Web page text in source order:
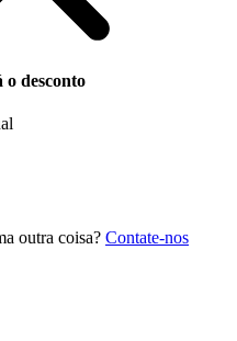
o desconto
outra coisa? Contate-nos